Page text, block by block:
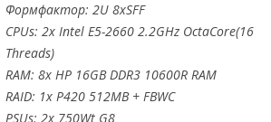
Формфактор: 2U 8xSFF
CPUs: 2x Intel E5-2660 2.2GHz OctaCore(16
Threads)
RAM: 8x HP 16GB DDR3 10600R RAM
RAID: 1x P420 512MB + FBWC
PSUs: 2x 750Wt G8